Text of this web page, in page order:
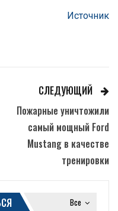
Источник
СЛЕДУЮЩИЙ
Пожарные уничтожили
самый мощный Ford
Mustang в качестве
тренировки
Все